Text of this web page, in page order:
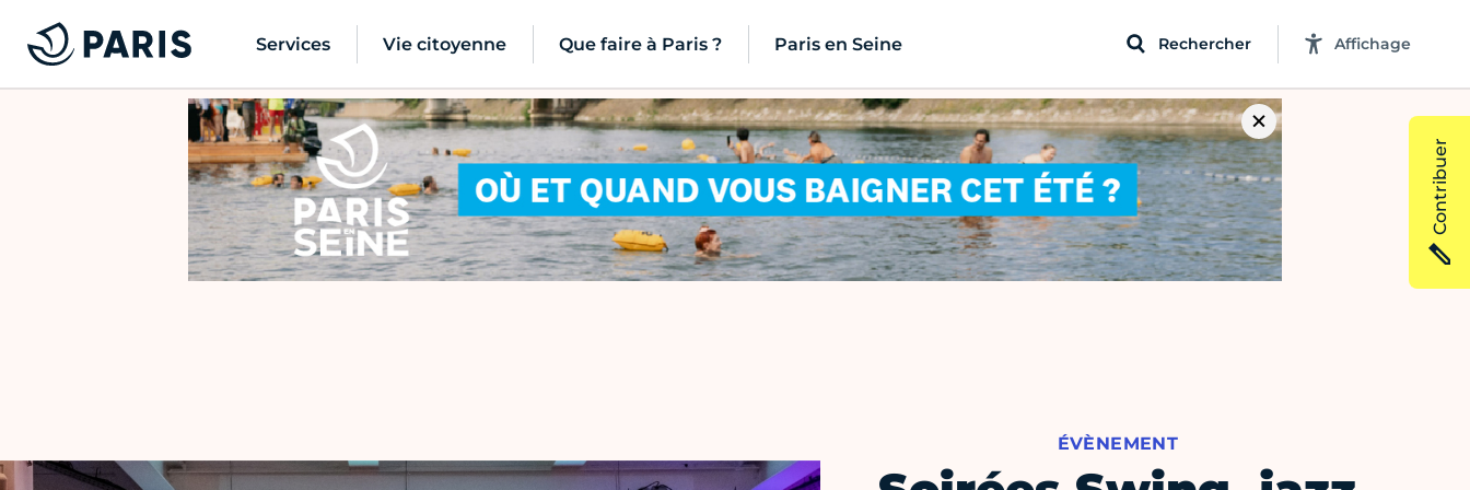
Services Vie citoyenne Que faire à Paris ? Paris en Seine Rechercher Affichage
ÉVÈNEMENT
Contribuer